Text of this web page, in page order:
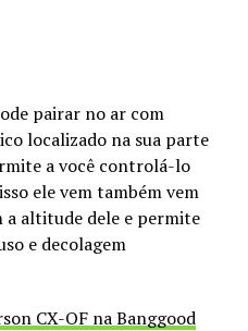
pairar no ar com
localizado na sua parte
a você controlá-lo
ele vem também vem
a altitude dele e permite
e decolagem
CX-OF na Banggood